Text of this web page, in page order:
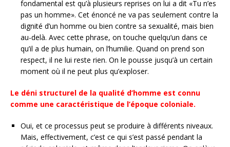
fondamental est qu’à plusieurs reprises on lui a dit «Tu n’es
pas un homme». Cet énoncé ne va pas seulement contre la
dignité d’un homme ou bien contre sa sexualité, mais bien
au-delà. Avec cette phrase, on touche quelqu’un dans ce
qu’il a de plus humain, on l’humilie. Quand on prend son
respect, il ne lui reste rien. On le pousse jusqu’à un certain
moment où il ne peut plus qu’exploser.
Le déni structurel de la qualité d’homme est connu
comme une caractéristique de l’époque coloniale.
Oui, et ce processus peut se produire à différents niveaux.
Mais, effectivement, c’est ce qui s’est passé pendant la